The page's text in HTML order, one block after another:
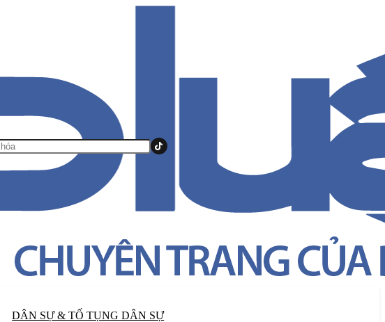
DÂN SỰ & TỐ TỤNG DÂN SỰ